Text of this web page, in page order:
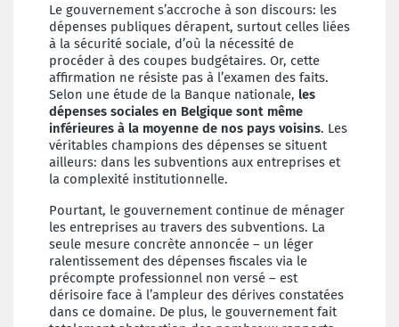
Le gouvernement s’accroche à son discours: les
dépenses publiques dérapent, surtout celles liées
à la sécurité sociale, d’où la nécessité de
procéder à des coupes budgétaires. Or, cette
affirmation ne résiste pas à l’examen des faits.
Selon une étude de la Banque nationale, les
dépenses sociales en Belgique sont même
inférieures à la moyenne de nos pays voisins. Les
véritables champions des dépenses se situent
ailleurs: dans les subventions aux entreprises et
la complexité institutionnelle.
Pourtant, le gouvernement continue de ménager
les entreprises au travers des subventions. La
seule mesure concrète annoncée – un léger
ralentissement des dépenses fiscales via le
précompte professionnel non versé – est
dérisoire face à l’ampleur des dérives constatées
dans ce domaine. De plus, le gouvernement fait